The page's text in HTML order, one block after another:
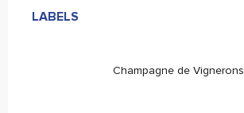
LABELS
LABELS
Champagne de Vignerons